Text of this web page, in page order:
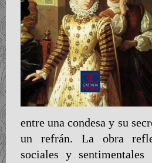
entre una condesa y su
un refrán. La obra
sociales y